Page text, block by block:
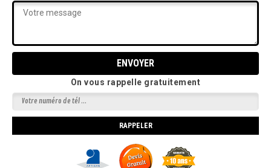
On vous rappelle gratuitement